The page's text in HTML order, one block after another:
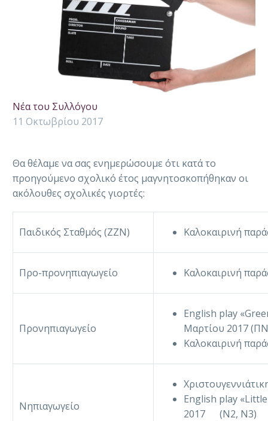
Νέα του Συλλόγου
11 Οκτωβρίου 2017
Θα θέλαμε να σας ενημερώσουμε ότι κατά το
προηγούμενο σχολικό έτος μαγνητοσκοπήθηκαν οι
ακόλουθες σχολικές γιορτές:
Παιδικός Σταθμός (ΖΖΝ) Καλοκαιρινή
Προ-προνηπιαγωγείο Καλοκαιρινή
Προνηπιαγωγείο
English play
Μαρτίου 2017
Καλοκαιρινή
Νηπιαγωγείο
English play
2017 (N2, N3)